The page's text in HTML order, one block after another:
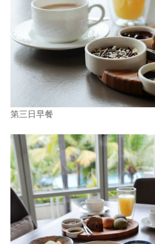
第三日早餐